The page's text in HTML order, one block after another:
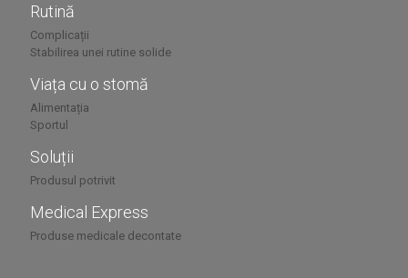
Rutină
Complicații
Stabilirea unei rutine solide
Viața cu o stomă
Alimentația
Sportul
Soluții
Produsul potrivit
Medical Express
Produse medicale decontate